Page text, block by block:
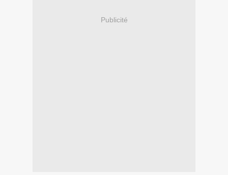
Publicité